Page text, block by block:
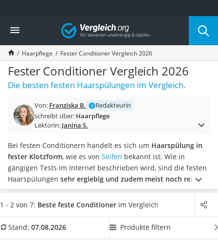
Die beliebtesten Vergleiche nach Kategorie
Drogerie
Inhalator
Haarschneider
Rollator
Braun Rasierer
Katzenklappe (Chip)
Masturbator
Massagepistole
Reisehaartrockner
Eiweißpulver
Magnesiumpräparat
Katzenklappe
Nackenmassagegerät
Zeckenschutz Katze
Philips-Sonicare-Zahnbürste
Vergleich
Haarpflege Fester Conditioner Vergleich 2026
Fester Conditioner Vergleich 2026
Die besten festen Haarspülungen im Vergleich.
Von: Franziska B.
Redakteurin
schreibt über: Haarpflege
Lektorin: Janina S.
Bei festen Conditionern handelt es sich um Haarspülung in
fester Klotzform, wie es von Seifen bekannt ist. Wie in
gängigen Tests im Internet beschrieben wird, sind die festen
Haarspülungen sehr ergiebig und zudem meist noch rein
aus natürlichen Inhaltsstoffen. Wählen Sie jetzt einen
biozertifizierten festen Conditioner, der zudem als
Vergleichstabelle, um ein ökologisch einwandfreies Produkt
1 - 2 von 7: Beste feste Conditioner im Vergleich
Stand: 07.08.2026 Produkte filtern